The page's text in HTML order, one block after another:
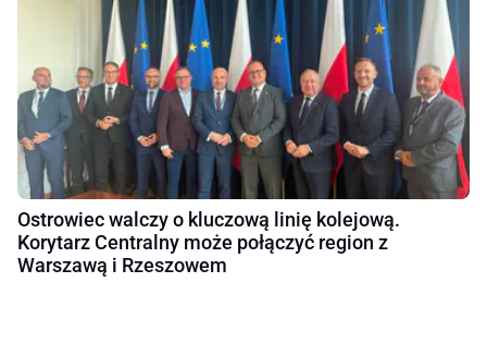
Ostrowiec walczy o kluczową linię kolejową.
Korytarz Centralny może połączyć region z
Warszawą i Rzeszowem